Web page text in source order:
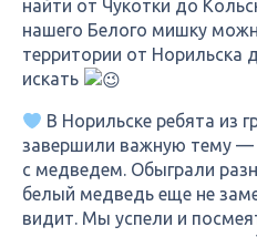
найти от Чукотки до
нашего Белого мишку
территории от Норильска
искать
В Норильске ребята из
завершили важную тему —
с медведем. Обыграли
белый медведь еще не
видит. Мы успели и